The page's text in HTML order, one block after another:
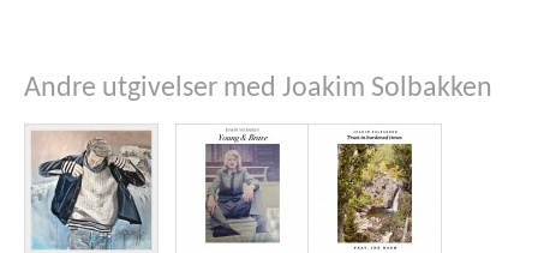
Andre utgivelser med Joakim Solbakken